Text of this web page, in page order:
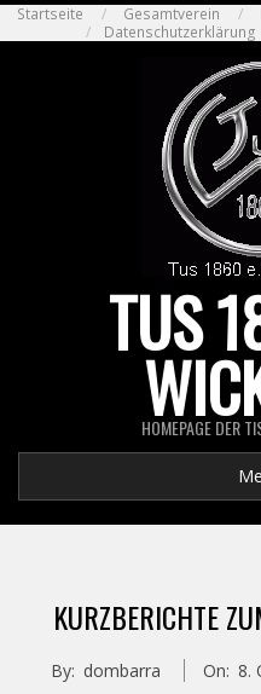
Skip
to
Startseite Gesamtverein
Datenschutzerklärung
TUS
HOMEPAGE DER
Navigation
KURZBERICHTE
By: dombarra On: 8.